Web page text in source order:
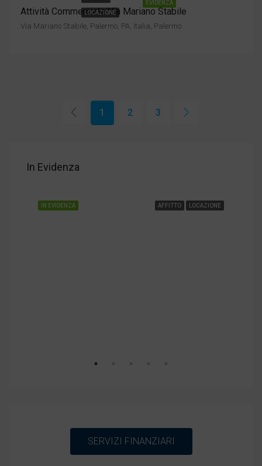
EVIDENZA
LOCAZIONE
Attività Commerciale Via Mariano Stabile
Via Mariano Stabile, Palermo, PA, Italia, Palermo
1 2 3
In Evidenza
AFFITTO LOCAZIONE
IN EVIDENZA
€5.000,00
SERVIZI FINANZIARI